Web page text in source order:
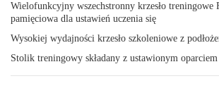
Wielofunkcyjny wszechstronny krzesło treningowe
pamięciowa dla ustawień uczenia się
Wysokiej wydajności krzesło szkoleniowe z
Stolik treningowy składany z ustawionym